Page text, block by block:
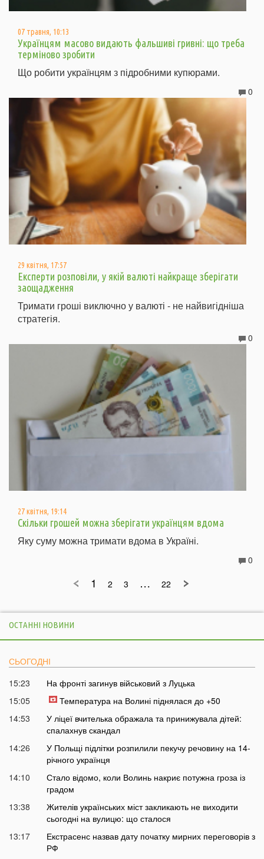
07 травня, 10:13
Українцям масово видають фальшиві гривні: що треба
терміново зробити
Що робити українцям з підробними купюрами.
0
29 квітня, 17:57
Експерти розповіли, у якій валюті найкраще зберігати
заощадження
Тримати гроші виключно у валюті - не найвигідніша
стратегія.
0
27 квітня, 19:14
Скільки грошей можна зберігати українцям вдома
Яку суму можна тримати вдома в Україні.
0
1 2 3 … 22
ОСТАННІ НОВИНИ
СЬОГОДНІ
15:23
На фронті загинув військовий з Луцька
15:05
Температура на Волині піднялася до +50
14:53
У ліцеї вчителька ображала та принижувала дітей:
спалахнув скандал
14:26
У Польщі підлітки розпилили пекучу речовину на 14-
річного українця
14:10
Стало відомо, коли Волинь накриє потужна гроза із
градом
13:38
Жителів українських міст закликають не виходити
сьогодні на вулицю: що сталося
13:17
Екстрасенс назвав дату початку мирних переговорів з
РФ